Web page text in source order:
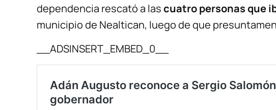
dependencia rescató a lascuatro personas que
municipio de Nealtican, luego de que
__ADSINSERT_EMBED_0__